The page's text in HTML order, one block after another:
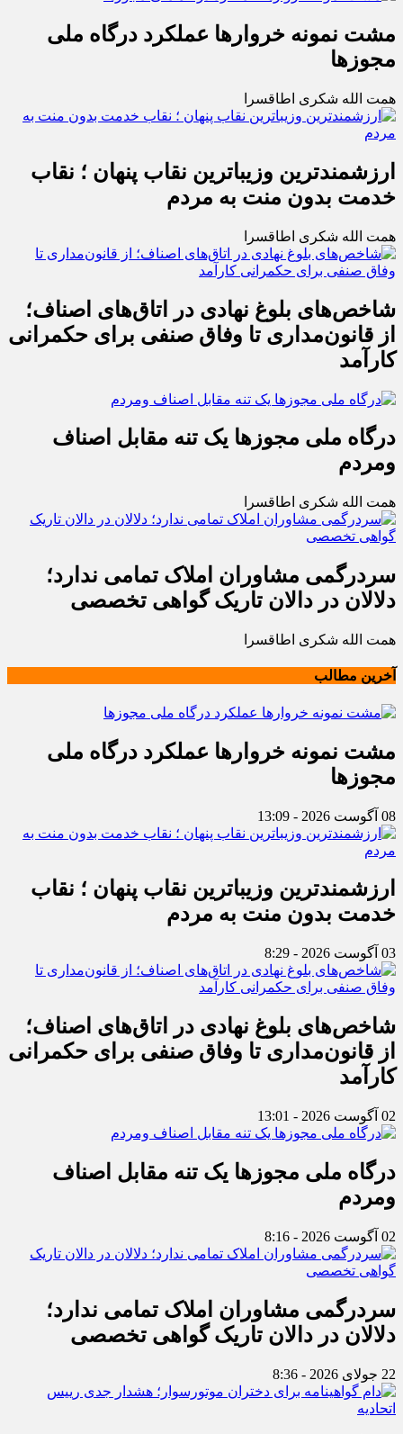
مشت نمونه خروارها عملکرد درگاه ملی
مجوزها
همت الله شکری اطاقسرا
ارزشمندترین وزیباترین نقاب پنهان ؛ نقاب
خدمت بدون منت به مردم
همت الله شکری اطاقسرا
شاخص‌های بلوغ نهادی در اتاق‌های اصناف؛
از قانون‌مداری تا وفاق صنفی برای حکمرانی
کارآمد
درگاه ملی مجوزها یک تنه مقابل اصناف
ومردم
همت الله شکری اطاقسرا
سردرگمی مشاوران املاک تمامی ندارد؛
دلالان در دالان تاریک گواهی تخصصی
همت الله شکری اطاقسرا
آخرین مطالب
مشت نمونه خروارها عملکرد درگاه ملی
مجوزها
08 آگوست 2026 - 13:09
ارزشمندترین وزیباترین نقاب پنهان ؛ نقاب
خدمت بدون منت به مردم
03 آگوست 2026 - 8:29
شاخص‌های بلوغ نهادی در اتاق‌های اصناف؛
از قانون‌مداری تا وفاق صنفی برای حکمرانی
کارآمد
02 آگوست 2026 - 13:01
درگاه ملی مجوزها یک تنه مقابل اصناف
ومردم
02 آگوست 2026 - 8:16
سردرگمی مشاوران املاک تمامی ندارد؛
دلالان در دالان تاریک گواهی تخصصی
22 جولای 2026 - 8:36